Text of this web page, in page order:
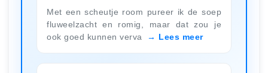
Met een scheutje room pureer ik de soep
fluweelzacht en romig, maar dat zou je
ook goed kunnen verva
Lees meer